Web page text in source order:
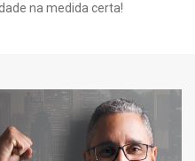
na medida certa!